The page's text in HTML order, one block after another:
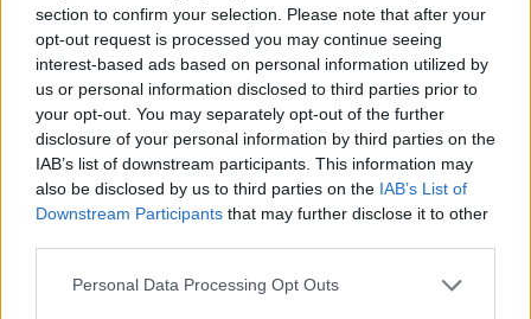
section to confirm your selection. Please note that after your
opt-out request is processed you may continue seeing
interest-based ads based on personal information utilized by
us or personal information disclosed to third parties prior to
your opt-out. You may separately opt-out of the further
disclosure of your personal information by third parties on the
IAB’s list of downstream participants. This information may
also be disclosed by us to third parties on the IAB’s List of
Downstream Participants that may further disclose it to other
Personal Data Processing Opt Outs
Székelyhon
Tizenegy település maradhat
víz nélkül Udvarhelyszéken
Székelyhon
tűzoltókra is szükség volt a